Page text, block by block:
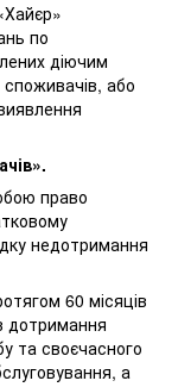
по
діючим
або
право
недотримання
60 місяців
дотримання
та своєчасного
а